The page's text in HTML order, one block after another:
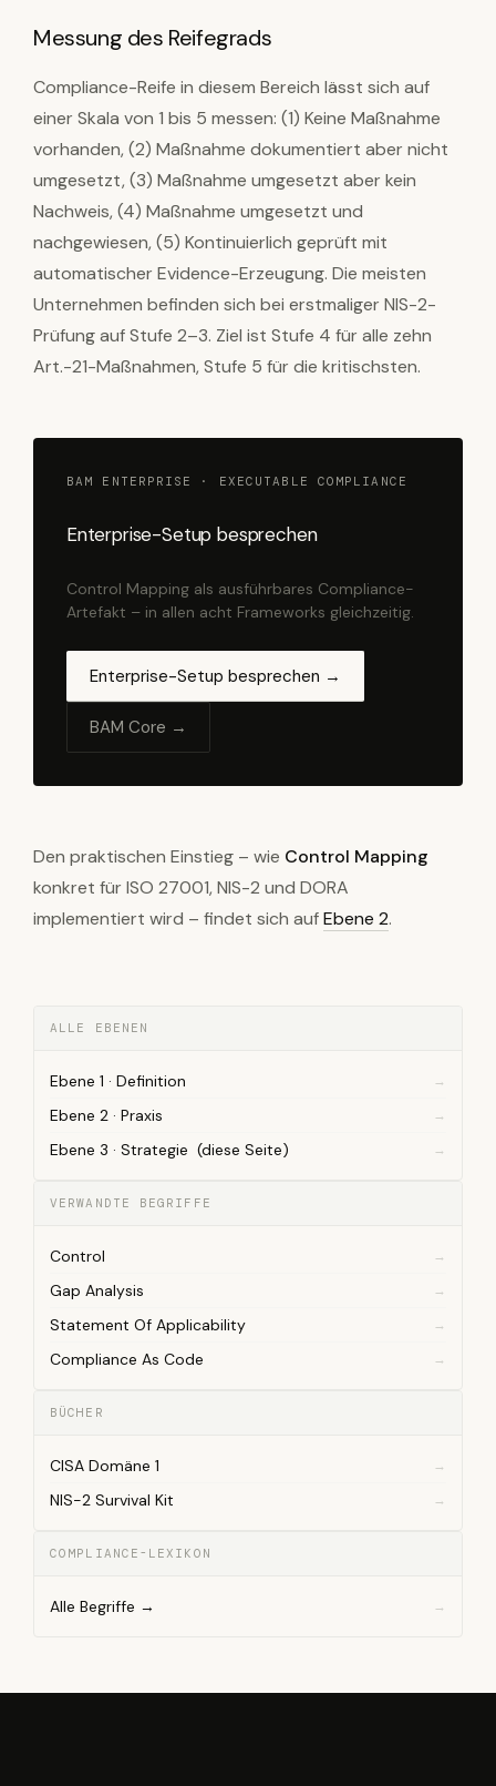
Messung des Reifegrads
Compliance-Reife in diesem Bereich lässt sich auf
einer Skala von 1 bis 5 messen: (1) Keine Maßnahme
vorhanden, (2) Maßnahme dokumentiert aber nicht
umgesetzt, (3) Maßnahme umgesetzt aber kein
Nachweis, (4) Maßnahme umgesetzt und
nachgewiesen, (5) Kontinuierlich geprüft mit
automatischer Evidence-Erzeugung. Die meisten
Unternehmen befinden sich bei erstmaliger NIS-2-
Prüfung auf Stufe 2–3. Ziel ist Stufe 4 für alle zehn
Art.-21-Maßnahmen, Stufe 5 für die kritischsten.
BAM ENTERPRISE · EXECUTABLE COMPLIANCE
Enterprise-Setup besprechen
Control Mapping als ausführbares Compliance-
Artefakt – in allen acht Frameworks gleichzeitig.
Enterprise-Setup besprechen →
BAM Core →
Den praktischen Einstieg – wie Control Mapping
konkret für ISO 27001, NIS-2 und DORA
implementiert wird – findet sich aufEbene 2.
ALLE EBENEN
Ebene 1 · Definition
Ebene 2 · Praxis
Ebene 3 · Strategie (diese Seite)
VERWANDTE BEGRIFFE
Control
Gap Analysis
Statement Of Applicability
Compliance As Code
BÜCHER
CISA Domäne 1
NIS-2 Survival Kit
COMPLIANCE-LEXIKON
Alle Begriffe →